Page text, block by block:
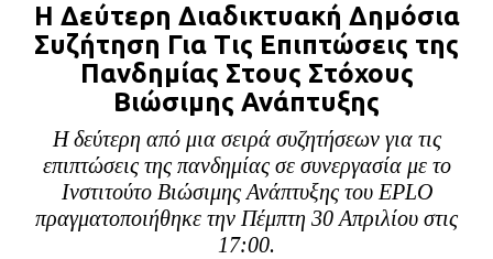
PODCASTS
BLOG
ABOUT
ΕΠΙΚΟΙΝΩΝΙΑ
ΕΚΔΟΣΕΙΣ
Η Δεύτερη Διαδικτυακή Δημόσια
Συζήτηση Για Τις Επιπτώσεις της
Πανδημίας Στους Στόχους
Βιώσιμης Ανάπτυξης
Η δεύτερη από μια σειρά συζητήσεων για τις
επιπτώσεις της πανδημίας σε συνεργασία με το
Ινστιτούτο Βιώσιμης Ανάπτυξης του EPLO
πραγματοποιήθηκε την Πέμπτη 30 Απριλίου στις
17:00.